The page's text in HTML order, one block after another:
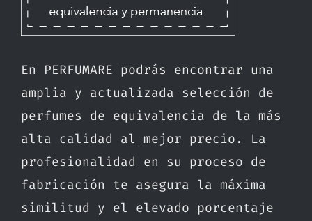
En PERFUMARE podrás encontrar una
amplia y actualizada selección de
perfumes de equivalencia de la más
alta calidad al mejor precio. La
profesionalidad en su proceso de
fabricación te asegura la máxima
similitud y el elevado porcentaje